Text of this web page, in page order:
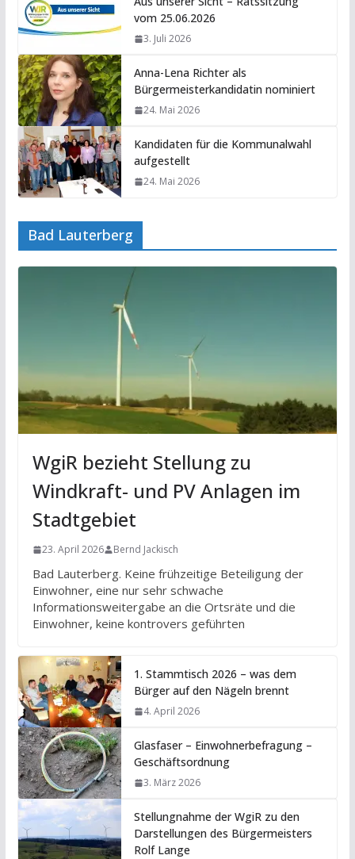
vom 25.06.2026
3. Juli 2026
Anna-Lena Richter als
Bürgermeisterkandidatin nominiert
24. Mai 2026
Kandidaten für die Kommunalwahl
aufgestellt
24. Mai 2026
Bad Lauterberg
WgiR bezieht Stellung zu
Windkraft- und PV Anlagen im
Stadtgebiet
23. April 2026 Bernd Jackisch
Bad Lauterberg. Keine frühzeitige Beteiligung der
Einwohner, eine nur sehr schwache
Informationsweitergabe an die Ortsräte und die
Einwohner, keine kontrovers geführten
1. Stammtisch 2026 – was dem
Bürger auf den Nägeln brennt
4. April 2026
Glasfaser – Einwohnerbefragung –
Geschäftsordnung
3. März 2026
Stellungnahme der WgiR zu den
Darstellungen des Bürgermeisters
Rolf Lange